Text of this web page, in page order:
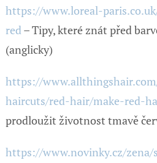
https://www.loreal-
red– Tipy, které znát před
(anglicky)
https://
haircuts/red-hair/make-red-
prodloužit životnost tmavě
https://www.novinky.cz/